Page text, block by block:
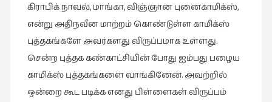
கிராபிக் நாவல், மாங்கா, விஞ்ஞான புனைகாமிக்ஸ்,
என்று அதிநவீன மாற்றம் கொண்டுள்ள காமிக்ஸ்
புத்தகங்களே அவர்களது விருப்பமாக உள்ளது.
சென்ற புத்தக கண்காட்சியின் போது ஐம்பது பழைய
காமிக்ஸ் புத்தகங்களை வாங்கினேன். அவற்றில்
ஒன்றை கூட படிக்க எனது பிள்ளைகள் விருப்பம்